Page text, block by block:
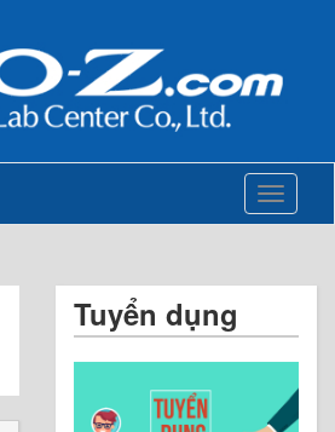
Toggle
Tuyển dụng